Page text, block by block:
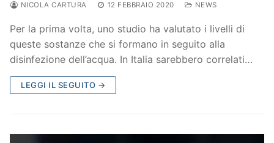
NICOLA CARTURA 12 FEBBRAIO 2020 NEWS
Per la prima volta, uno studio ha valutato i livelli di
queste sostanze che si formano in seguito alla
disinfezione dell’acqua. In Italia sarebbero correlati…
LEGGI IL SEGUITO →